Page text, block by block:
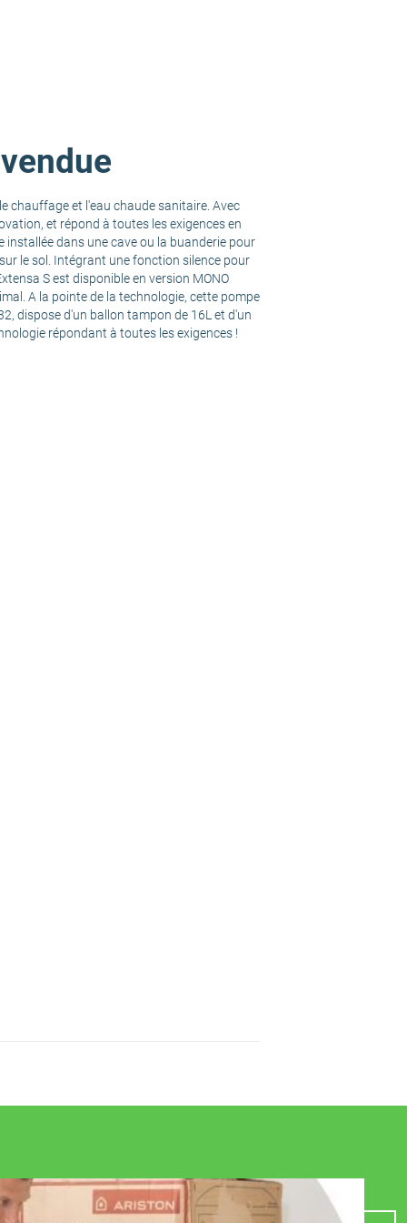
chauffage et l'eau chaude sanitaire. Avec
et répond à toutes les exigences en
dans une cave ou la buanderie pour
le sol. Intégrant une fonction silence pour
S est disponible en version MONO
A la pointe de la technologie, cette pompe
dispose d'un ballon tampon de 16L et d'un
répondant à toutes les exigences !